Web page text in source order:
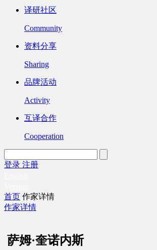
译研社区
Community
资料分享
Sharing
品牌活动
Activity
互译合作
Cooperation
登录 注册
首页 作家详情
作家详情
萨姆·奎诺内斯